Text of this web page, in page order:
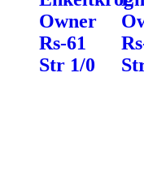
Owner
Rs-61
Str 1/0